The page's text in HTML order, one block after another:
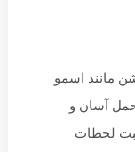
مانند اسمو
حمل آسان و
لحظات